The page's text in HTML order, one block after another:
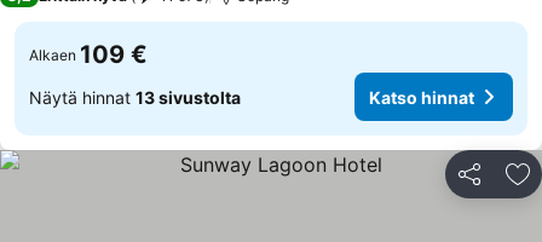
Alkaen 109 €
Näytä hinnat 13 sivustolta Katso hinnat
Jaa